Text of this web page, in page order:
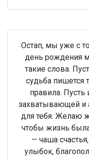
Остап, мы уже с
день рождения
такие слова.
судьба пишется
правила. Пусть
захватывающей и
для тебя. Желаю
чтобы жизнь
— чаша
улыбок,